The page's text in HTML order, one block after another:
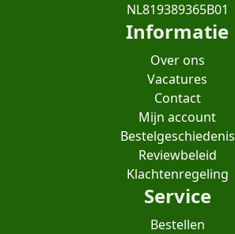
NL819389365B01
Informatie
Over ons
Vacatures
Contact
Mijn account
Bestelgeschiedenis
Reviewbeleid
Klachtenregeling
Service
Bestellen